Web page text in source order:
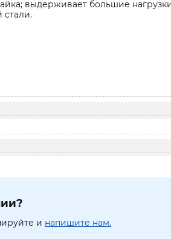
выдерживает большие
стали.
и напишите нам.